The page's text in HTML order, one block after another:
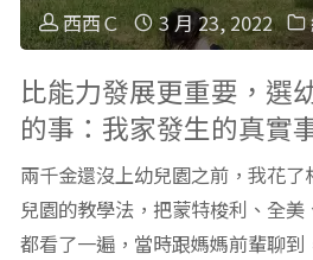
更
要，
選
幼
西西Ｃ 3 月 23, 2022
比能力發展更重要，選
的事：我家發生的真實
兩千金還沒上幼兒園之前，我花
兒園的教學法，把蒙特梭利、全
都看了一遍，當時跟媽媽前輩聊